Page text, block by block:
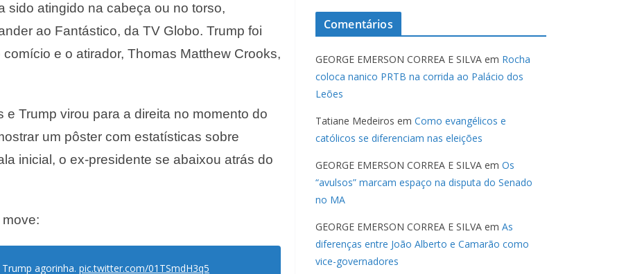
sido atingido na cabeça ou no torso,
ao Fantástico, da TV Globo. Trump foi
e o atirador, Thomas Matthew Crooks,
Trump virou para a direita no momento do
um pôster com estatísticas sobre
inicial, o ex-presidente se abaixou atrás do
agorinha. pic.twitter.com/01TSmdH3q5
Comentários
GEORGE EMERSON CORREA E SILVA em Rocha
coloca nanico PRTB na corrida ao Palácio dos
Leões
Tatiane Medeiros em Como evangélicos e
católicos se diferenciam nas eleições
GEORGE EMERSON CORREA E SILVA em Os
“avulsos” marcam espaço na disputa do Senado
no MA
GEORGE EMERSON CORREA E SILVA em As
diferenças entre João Alberto e Camarão como
vice-governadores